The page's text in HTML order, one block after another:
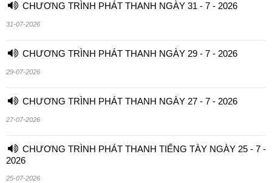
CHƯƠNG TRÌNH PHÁT THANH NGÀY 31 - 7 - 2026
31-07-2026
CHƯƠNG TRÌNH PHÁT THANH NGÀY 29 - 7 - 2026
29-07-2026
CHƯƠNG TRÌNH PHÁT THANH NGÀY 27 - 7 - 2026
27-07-2026
CHƯƠNG TRÌNH PHÁT THANH TIẾNG TÀY NGÀY 25 - 7 -
2026
25-07-2026